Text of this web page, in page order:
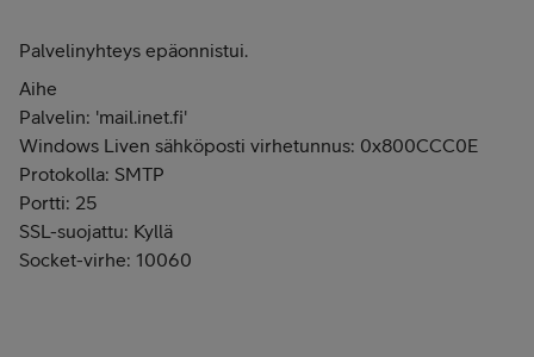
Palvelinyhteys epäonnistui.
Aihe
Palvelin: 'mail.inet.fi'
Windows Liven sähköposti virhetunnus: 0x800CCC0E
Protokolla: SMTP
Portti: 25
SSL-suojattu: Kyllä
Socket-virhe: 10060